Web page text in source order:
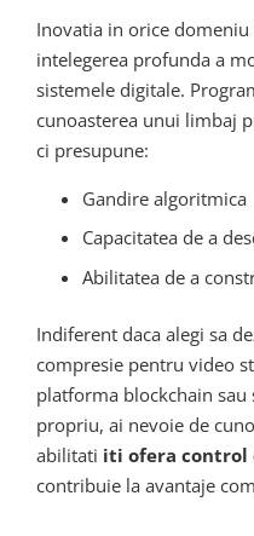
Inovatia in orice domeniu
intelegerea profunda a
sistemele digitale.
cunoasterea unui limbaj
ci presupune:
Gandire algoritmica
Capacitatea de a
Abilitatea de a
Indiferent daca alegi sa
compresie pentru video
platforma blockchain
propriu, ai nevoie de
abilitati iti ofera control
contribuie la avantaje